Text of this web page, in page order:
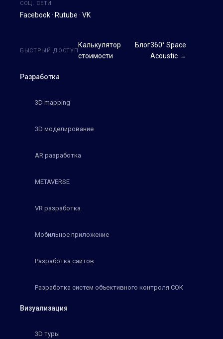
СОЦ. СЕТИ
Facebook · Rutube · VK
Разработка
3D mapping
3D моделирование
AR разработка
METAVERSE
VR разработка
Мобильное приложение
Разработка сайтов
Разработка систем объективного контроля СОК
Визуализация
3D туры
БЫСТРЫЙ ДОСТУП
Калькулятор
стоимости
Блог360° Space
Acoustic →